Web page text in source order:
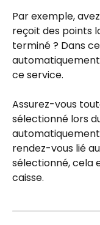
Par exemple,
reçoit des points
terminé ? Dans
ce service.
Assurez-vous
sélectionné lors
automatiquement
rendez-vous lié
sélectionné, cela
caisse.